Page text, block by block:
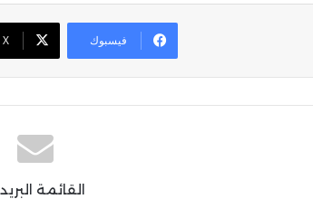
فيسبوك X
القائمة